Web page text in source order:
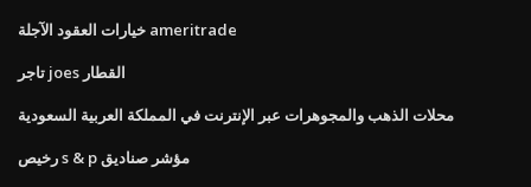
خيارات العقود الآجلة ameritrade
تاجر joes القطار
محلات الذهب والمجوهرات عبر الإنترنت في المملكة العربية السعودية
رخيص s & p مؤشر صناديق